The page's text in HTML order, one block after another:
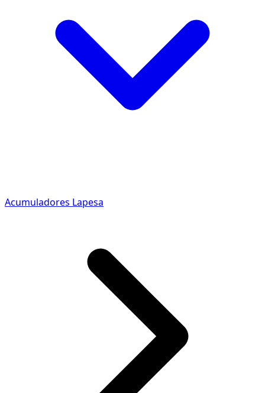
Acumuladores Lapesa